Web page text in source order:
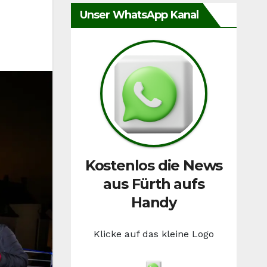
Unser WhatsApp Kanal
Kostenlos die News
aus Fürth aufs
Handy
Klicke auf das kleine Logo